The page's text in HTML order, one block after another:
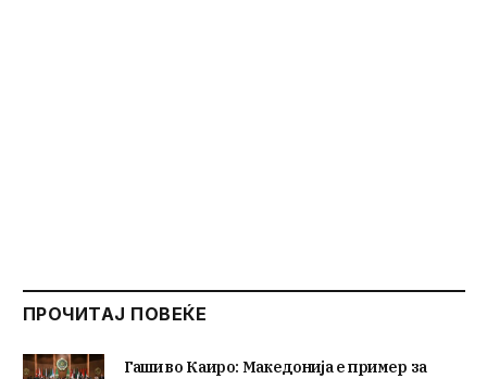
ПРОЧИТАЈ ПОВЕЌЕ
Гаши во Каиро: Македонија е пример за